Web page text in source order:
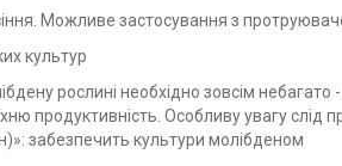
Можливе застосування з
культур
рослині необхідно зовсім
продуктивність. Особливу увагу
забезпечить культури молібденом